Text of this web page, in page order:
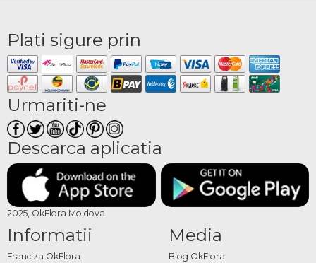
Plati sigure prin
Urmariti-ne
Descarca aplicatia
2025, OkFlora Moldova
Informatii
Franciza OkFlora
Media
Blog OkFlora